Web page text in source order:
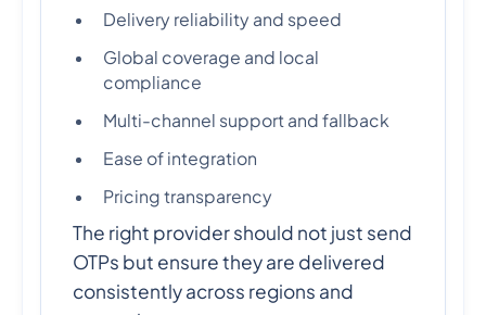
Delivery reliability and speed
Global coverage and local
compliance
Multi-channel support and fallback
Ease of integration
Pricing transparency
The right provider should not just send
OTPs but ensure they are delivered
consistently across regions and